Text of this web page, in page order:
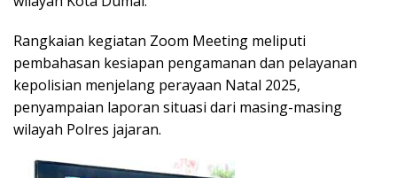
Rangkaian kegiatan Zoom Meeting meliputi
pembahasan kesiapan pengamanan dan pelayanan
kepolisian menjelang perayaan Natal 2025,
penyampaian laporan situasi dari masing-masing
wilayah Polres jajaran.